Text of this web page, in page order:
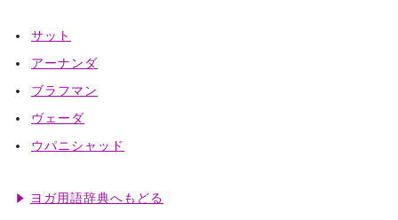
サット
アーナンダ
ブラフマン
ヴェーダ
ウパニシャッド
ヨガ用語辞典へもどる